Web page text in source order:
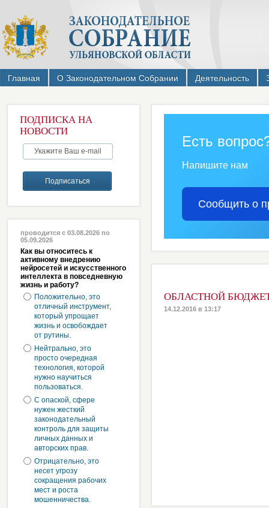
Главная О Законодательном Собрании Деятельность
ПОДПИСКА НА
НОВОСТИ
проводится с 03.08.2026 по
05.09.2026
Как вы относитесь к
активному внедрению
нейросетей и искусственного
интеллекта в повседневную
жизнь и работу?
Положительно, это
отличный инструмент,
который упрощает
жизнь и освобождает
от рутины.
Нейтрально, это
просто очередная
технология, которой
нужно научиться
пользоваться.
С опаской, сфере
нужен жесткий
законодательный
контроль для защиты
личных данных и
авторских прав.
Отрицательно, это
несет угрозу
сокращения рабочих
мест и роста
мошенничества.
Есть
Напишите нам
Сообщить о
ОБЛАСТНОЙ
14.12.2016 в 13:17